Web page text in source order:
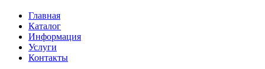
Главная
Каталог
Информация
Услуги
Контакты